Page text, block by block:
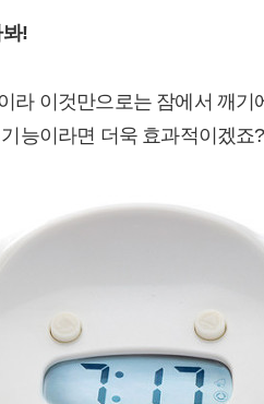
!
라 이것만으로는 잠에서 깨
능이라면 더욱 효과적이겠죠?